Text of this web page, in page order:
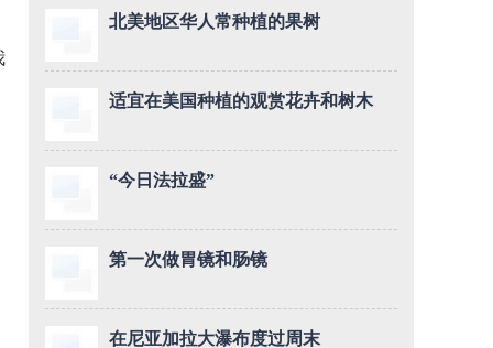
北美地区华人常种植的果树
适宜在美国种植的观赏花卉和树木
“今日法拉盛”
第一次做胃镜和肠镜
在尼亚加拉大瀑布度过周末